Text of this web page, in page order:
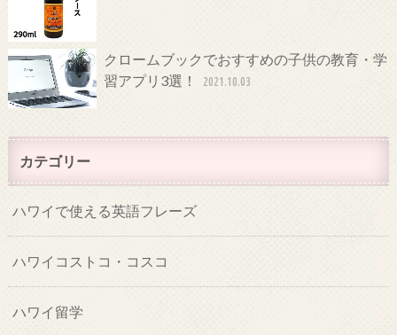
クロームブックでおすすめの子供の教育・学
習アプリ3選！
2021.10.03
カテゴリー
ハワイで使える英語フレーズ
ハワイコストコ・コスコ
ハワイ留学